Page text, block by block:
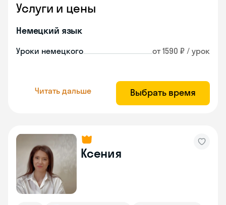
Услуги и цены
Немецкий язык
Уроки немецкого от 1590 ₽ / урок
Читать дальше Выбрать время
Ксения